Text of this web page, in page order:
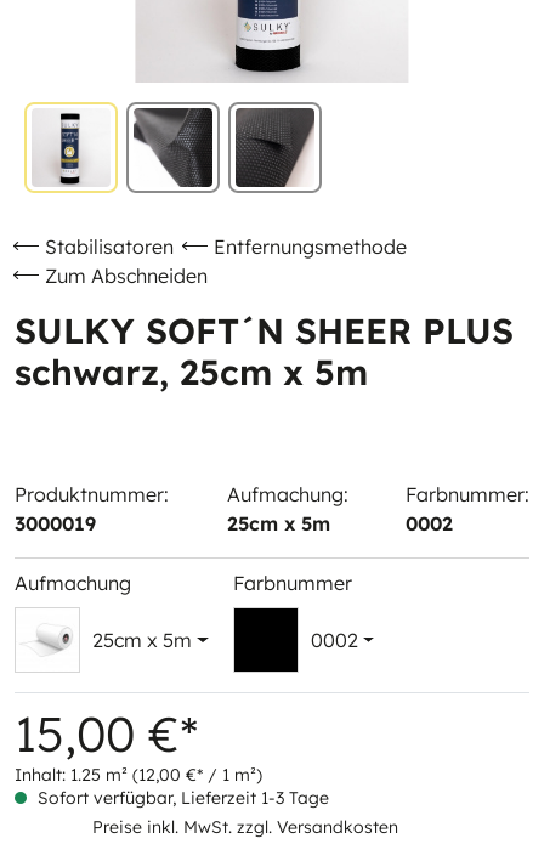
Stabilisatoren
Entfernungsmethode
Zum Abschneiden
SULKY SOFT´N SHEER PLUS
schwarz, 25cm x 5m
Produktnummer:
3000019
Aufmachung:
25cm x 5m
Farbnummer:
0002
Aufmachung
25cm x 5m
Farbnummer
0002
15,00 €*
Inhalt: 1.25 m² (12,00 €* / 1 m²)
Sofort verfügbar, Lieferzeit 1-3 Tage
Preise inkl. MwSt. zzgl. Versandkosten